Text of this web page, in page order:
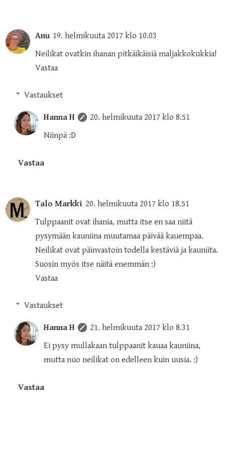
Anu 19. helmikuuta 2017 klo 10.03
Neilikat ovatkin ihanan pitkäikäisiä maljakkokukkia!
Vastaa
Vastaukset
Hanna H
20. helmikuuta 2017 klo 8.51
Niinpä :D
Vastaa
Talo Markki 20. helmikuuta 2017 klo 18.51
Tulppaanit ovat ihania, mutta itse en saa niitä
pysymään kauniina muutamaa päivää kauempaa.
Neilikat ovat päinvastoin todella kestäviä ja kauniita.
Suosin myös itse näitä enemmän :)
Vastaa
Vastaukset
Hanna H
21. helmikuuta 2017 klo 8.31
Ei pysy mullakaan tulppaanit kauaa kauniina,
mutta nuo neilikat on edelleen kuin uusia. :)
Vastaa